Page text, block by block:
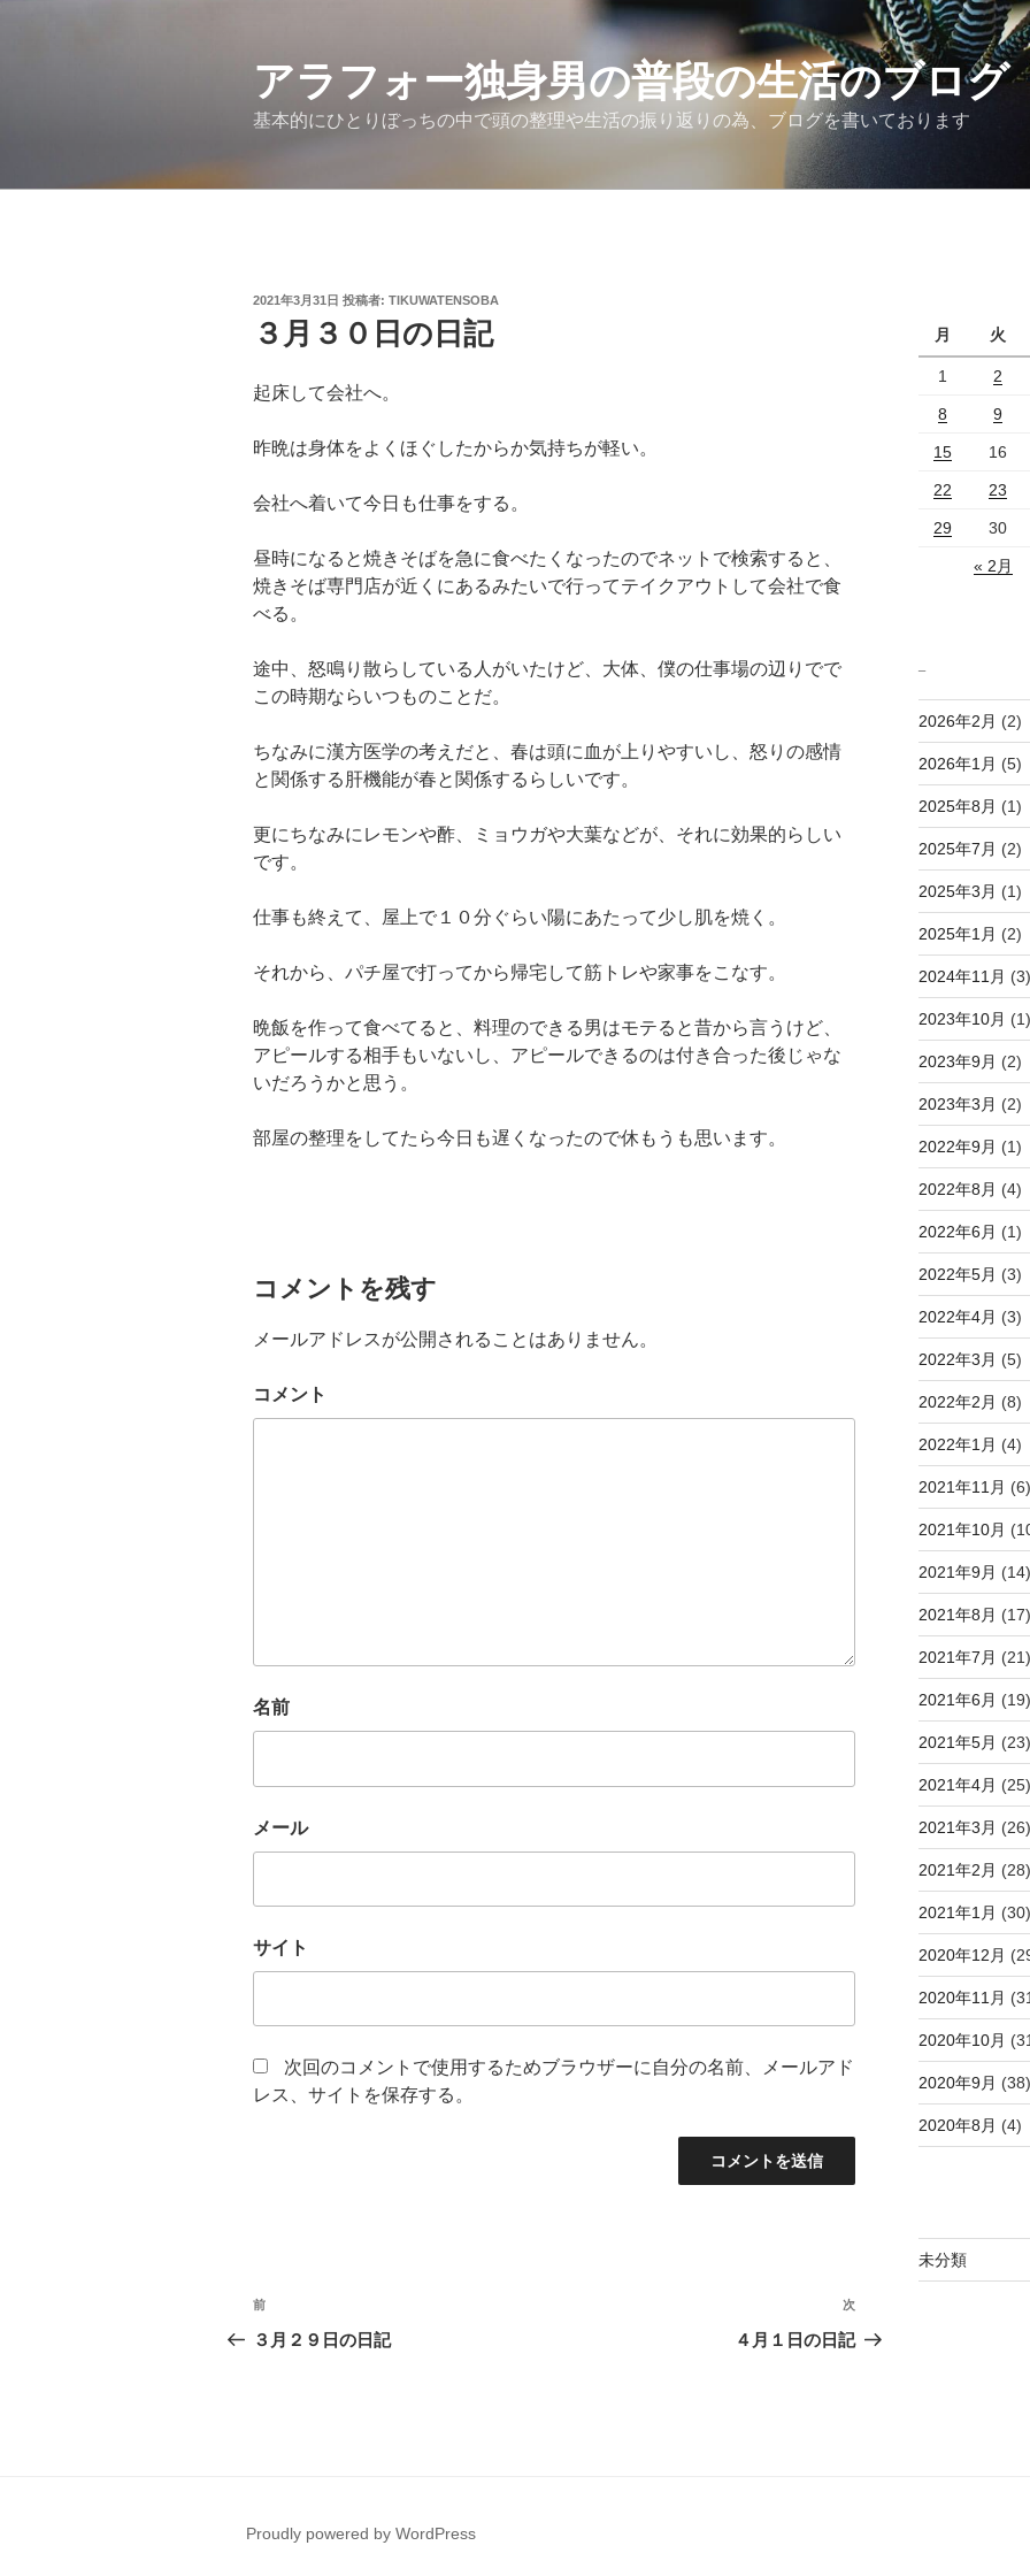
アラフォー独身男の普段の生活のブログ
基本的にひとりぼっちの中で頭の整理や生活の振り返りの為、ブログを書いております
投
日:
2021年3月31日 投稿者: TIKUWATENSOBA
３月３０日の日記
起床して会社へ。
昨晩は身体をよくほぐしたからか気持ちが軽い。
会社へ着いて今日も仕事をする。
昼時になると焼きそばを急に食べたくなったのでネットで検索すると、
焼きそば専門店が近くにあるみたいで行ってテイクアウトして会社で食
べる。
途中、怒鳴り散らしている人がいたけど、大体、僕の仕事場の辺りでで
この時期ならいつものことだ。
ちなみに漢方医学の考えだと、春は頭に血が上りやすいし、怒りの感情
と関係する肝機能が春と関係するらしいです。
更にちなみにレモンや酢、ミョウガや大葉などが、それに効果的らしい
です。
仕事も終えて、屋上で１０分ぐらい陽にあたって少し肌を焼く。
それから、パチ屋で打ってから帰宅して筋トレや家事をこなす。
晩飯を作って食べてると、料理のできる男はモテると昔から言うけど、
アピールする相手もいないし、アピールできるのは付き合った後じゃな
いだろうかと思う。
部屋の整理をしてたら今日も遅くなったので休もうも思います。
コメントを残す
メールアドレスが公開されることはありません。
コメント
名前
メール
サイト
次回のコメントで使用するためブラウザーに自分の名前、メールアド
レス、サイトを保存する。
投
稿
シ
過
去
前
３月２９日の日記
の
次
４月１日の日記
月 火
1 2
8 9
15 16
22 23
29 30
« 2月
2026年2月 (2)
2026年1月 (5)
2025年8月 (1)
2025年7月 (2)
2025年3月 (1)
2025年1月 (2)
2024年11月 (3)
2023年10月 (1)
2023年9月 (2)
2023年3月 (2)
2022年9月 (1)
2022年8月 (4)
2022年6月 (1)
2022年5月 (3)
2022年4月 (3)
2022年3月 (5)
2022年2月 (8)
2022年1月 (4)
2021年11月 (6)
2021年10月
2021年9月 (14)
2021年8月 (17)
2021年7月 (21)
2021年6月 (19)
2021年5月 (23)
2021年4月 (25)
2021年3月 (26)
2021年2月 (28)
2021年1月 (30)
2020年12月
2020年11月
2020年10月
2020年9月 (38)
2020年8月 (4)
未分類
Proudly powered by WordPress